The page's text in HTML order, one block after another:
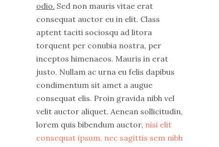
odio. Sed non mauris vitae erat
consequat auctor eu in elit. Class
aptent taciti sociosqu ad litora
torquent per conubia nostra, per
inceptos himenaeos. Mauris in erat
justo. Nullam ac urna eu felis dapibus
condimentum sit amet a augue
consequat elis. Proin gravida nibh vel
velit auctor aliquet. Aenean sollicitudin,
lorem quis bibendum auctor, nisi elit
consequat ipsum, nec sagittis sem nibh